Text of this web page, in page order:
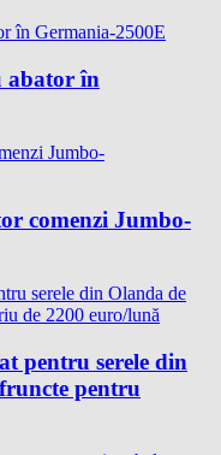
abator în
comenzi Jumbo-
pentru serele din
pentru